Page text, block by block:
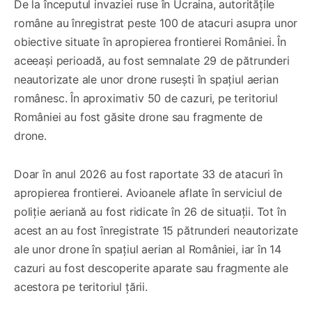
De la începutul invaziei ruse în Ucraina, autoritățile
române au înregistrat peste 100 de atacuri asupra unor
obiective situate în apropierea frontierei României. În
aceeași perioadă, au fost semnalate 29 de pătrunderi
neautorizate ale unor drone rusești în spațiul aerian
românesc. În aproximativ 50 de cazuri, pe teritoriul
României au fost găsite drone sau fragmente de
drone.
Doar în anul 2026 au fost raportate 33 de atacuri în
apropierea frontierei. Avioanele aflate în serviciul de
poliție aeriană au fost ridicate în 26 de situații. Tot în
acest an au fost înregistrate 15 pătrunderi neautorizate
ale unor drone în spațiul aerian al României, iar în 14
cazuri au fost descoperite aparate sau fragmente ale
acestora pe teritoriul țării.